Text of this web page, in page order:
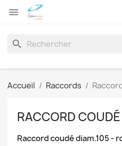

search
Accueil Raccords
RACCORD COUDÉ
Raccord coudé diam.105 -